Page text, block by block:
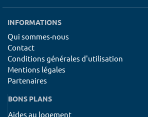
INFORMATIONS
Qui sommes-nous
Contact
Conditions générales d'utilisation
Mentions légales
Partenaires
BONS PLANS
Aides au logement